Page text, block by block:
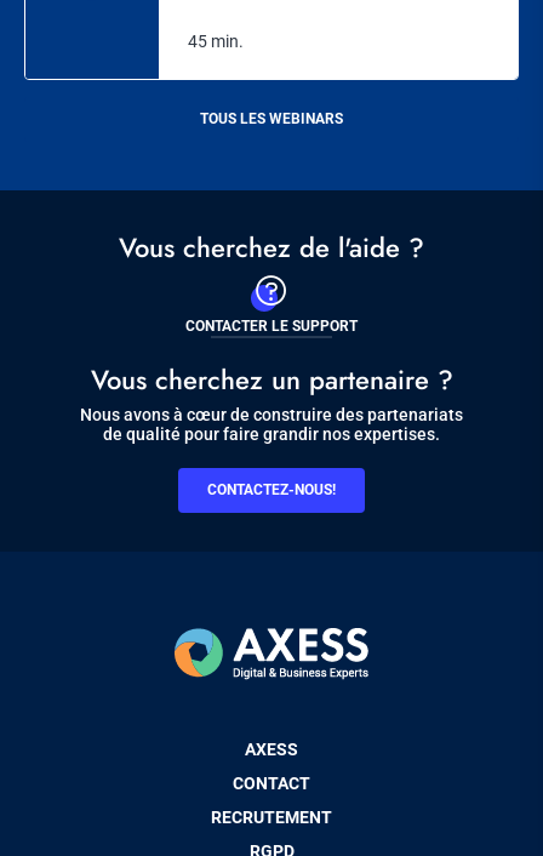
TOUS LES WEBINARS
45 min.
Vous cherchez de l'aide ?
CONTACTER LE SUPPORT
Vous cherchez un partenaire ?
Nous avons à cœur de construire des partenariats
de qualité pour faire grandir nos expertises.
CONTACTEZ-NOUS!
AXESS
CONTACT
RECRUTEMENT
RGPD